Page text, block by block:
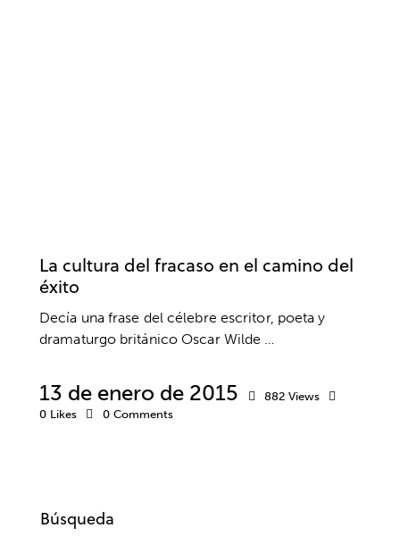
La cultura del fracaso en el camino del
éxito
Decía una frase del célebre escritor, poeta y
dramaturgo británico Oscar Wilde …
13 de enero de 2015 882 Views
0 Likes 0 Comments
Búsqueda